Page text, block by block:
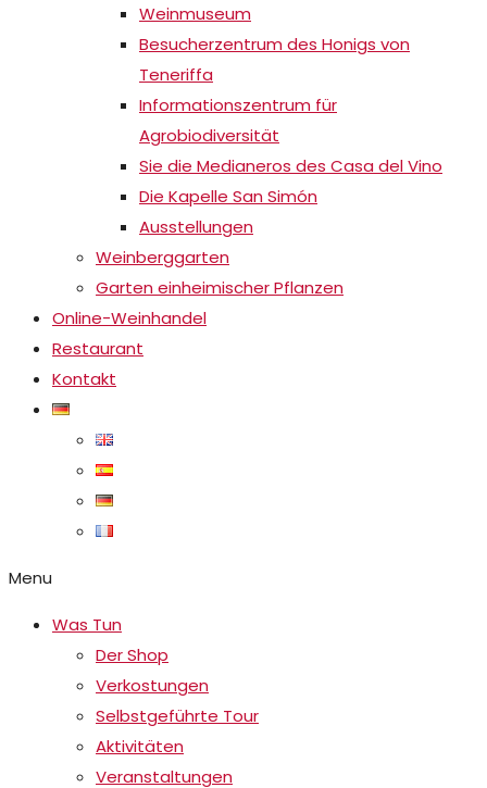
Weinmuseum
Besucherzentrum des Honigs von
Teneriffa
Informationszentrum für
Agrobiodiversität
Sie die Medianeros des Casa del Vino
Die Kapelle San Simón
Ausstellungen
Weinberggarten
Garten einheimischer Pflanzen
Online-Weinhandel
Restaurant
Kontakt
Menu
Was Tun
Der Shop
Verkostungen
Selbstgeführte Tour
Aktivitäten
Veranstaltungen